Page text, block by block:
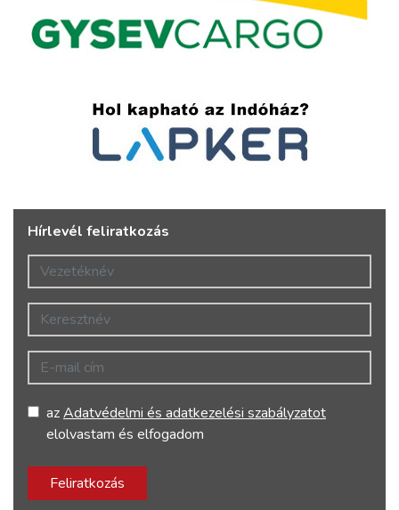
Hírlevél feliratkozás
Vezetéknév
Keresztnév
E-mail cím
azAdatvédelmi és adatkezelési szabályzatot
elolvastam és elfogadom
Feliratkozás